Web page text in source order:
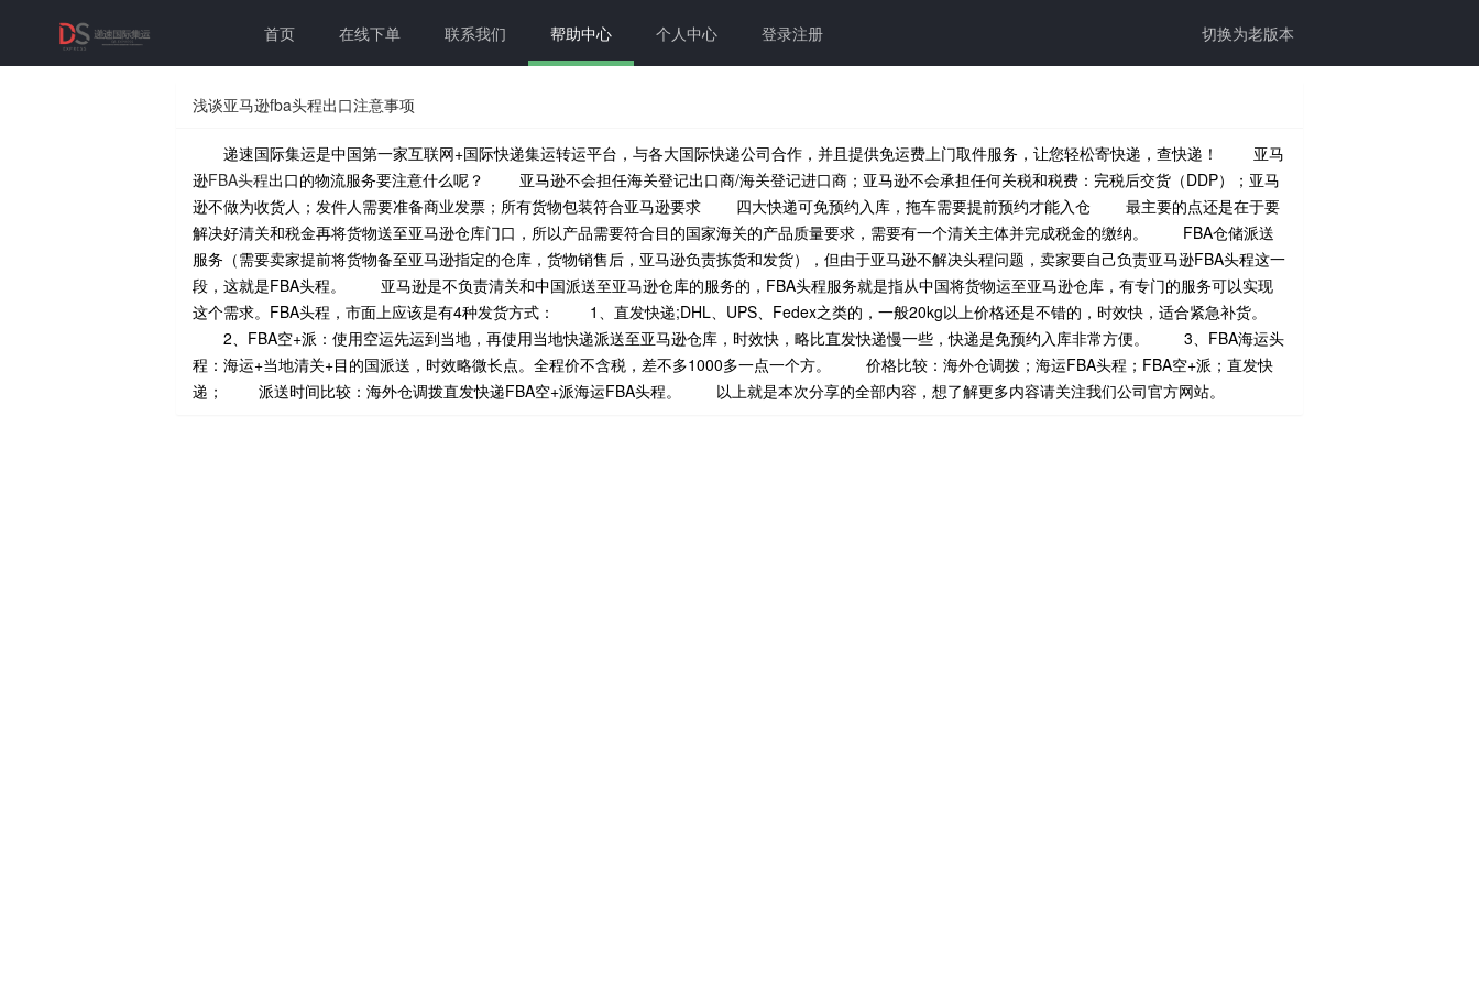
首页 在线下单 联系我们 帮助中心 个人中心 登录注册 切换为老版本
浅谈亚马逊fba头程出口注意事项
递速国际集运是中国第一家互联网+国际快递集运转运平台，与各大国际快递公司合作，并且提供免运费上门取件服务，让您轻松寄快递，查快递！ 亚马
逊FBA头程出口的物流服务要注意什么呢？ 亚马逊不会担任海关登记出口商/海关登记进口商；亚马逊不会承担任何关税和税费：完税后交货（DDP）；亚马
逊不做为收货人；发件人需要准备商业发票；所有货物包装符合亚马逊要求 四大快递可免预约入库，拖车需要提前预约才能入仓 最主要的点还是在于要
解决好清关和税金再将货物送至亚马逊仓库门口，所以产品需要符合目的国家海关的产品质量要求，需要有一个清关主体并完成税金的缴纳。 FBA仓储派送
服务（需要卖家提前将货物备至亚马逊指定的仓库，货物销售后，亚马逊负责拣货和发货），但由于亚马逊不解决头程问题，卖家要自己负责亚马逊FBA头程这一
段，这就是FBA头程。 亚马逊是不负责清关和中国派送至亚马逊仓库的服务的，FBA头程服务就是指从中国将货物运至亚马逊仓库，有专门的服务可以实现
这个需求。FBA头程，市面上应该是有4种发货方式： 1、直发快递;DHL、UPS、Fedex之类的，一般20kg以上价格还是不错的，时效快，适合紧急补货。
2、FBA空+派：使用空运先运到当地，再使用当地快递派送至亚马逊仓库，时效快，略比直发快递慢一些，快递是免预约入库非常方便。 3、FBA海运头
程：海运+当地清关+目的国派送，时效略微长点。全程价不含税，差不多1000多一点一个方。 价格比较：海外仓调拨；海运FBA头程；FBA空+派；直发快
递； 派送时间比较：海外仓调拨直发快递FBA空+派海运FBA头程。 以上就是本次分享的全部内容，想了解更多内容请关注我们公司官方网站。